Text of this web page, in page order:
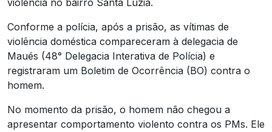
violência no bairro Santa Luzia.
Conforme a polícia, após a prisão, as vítimas de
violência doméstica compareceram à delegacia de
Maués (48° Delegacia Interativa de Polícia) e
registraram um Boletim de Ocorrência (BO) contra o
homem.
No momento da prisão, o homem não chegou a
apresentar comportamento violento contra os PMs. Ele